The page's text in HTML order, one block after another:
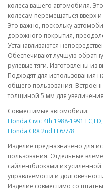
колеса вашего автомобиля.
колесам перемещаться вверх
Это важно, поскольку
дорожного покрытия,
Устанавливаются
Обеспечивают лучшую
рулевые тяги. Изготовлены из
Подходят для использования
общего пользования.
толщиной 5 мм для
Совместимые автомобили:
Honda Civic 4th 1988-1991
Honda CRX 2nd EF6/7/8
Изделие предназначено для
пользования. Отдельные
сайлентблоками из
управляемости и
Изделие совместимо со